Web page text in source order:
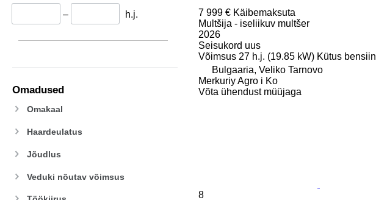
– h.j.
Omadused
Omakaal
Haardeulatus
Jõudlus
Veduki nõutav võimsus
7 999 € Käibemaksuta
Multšija - iseliikuv multšer
2026
Seisukord uus
Võimsus 27 h.j. (19.85 kW) Kütus bensiin
Bulgaaria, Veliko Tarnovo
Merkuriy Agro i Ko
Võta ühendust müüjaga
8